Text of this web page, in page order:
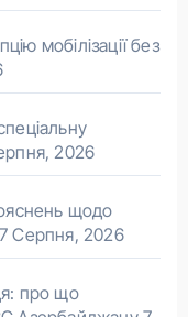
мобілізації без
2026
щодо
7 Серпня, 2026
про що